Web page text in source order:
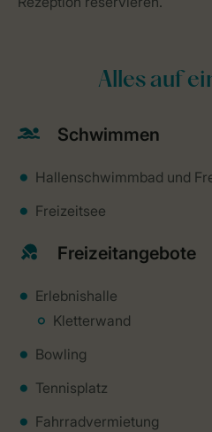
Alles auf
Schwimmen
Hallenschwimmbad und
Freizeitsee
Freizeitangebote
Erlebnishalle
Kletterwand
Bowling
Tennisplatz
Fahrradvermietung